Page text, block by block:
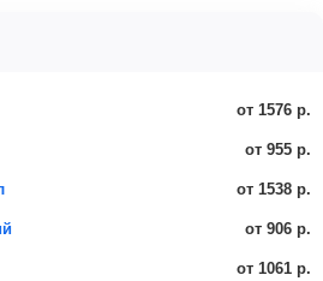
от 1576 р.
от 955 р.
от 1538 р.
от 906 р.
от 1061 р.